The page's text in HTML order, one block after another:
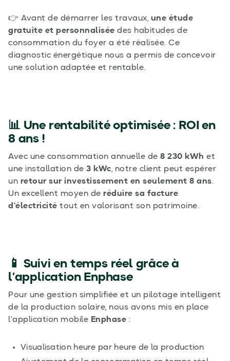
👉 Avant de démarrer les travaux, une étude
gratuite et personnalisée des habitudes de
consommation du foyer a été réalisée. Ce
diagnostic énergétique nous a permis de concevoir
une solution adaptée et rentable.
📊 Une rentabilité optimisée : ROI en
8 ans !
Avec une consommation annuelle de 8 230 kWh et
une installation de 3 kWc, notre client peut espérer
un retour sur investissement en seulement 8 ans.
Un excellent moyen de réduire sa facture
d’électricité tout en valorisant son patrimoine.
📱 Suivi en temps réel grâce à
l’application Enphase
Pour une gestion simplifiée et un pilotage intelligent
de la production solaire, nous avons mis en place
l’application mobile Enphase :
Visualisation heure par heure de la production